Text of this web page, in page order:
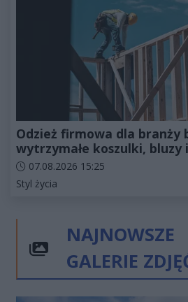
Odzież firmowa dla branży
wytrzymałe koszulki, bluzy
Data dodania artykułu:
07.08.2026 15:25
Kategorie artykułu:
Styl życia
NAJNOWSZE
GALERIE